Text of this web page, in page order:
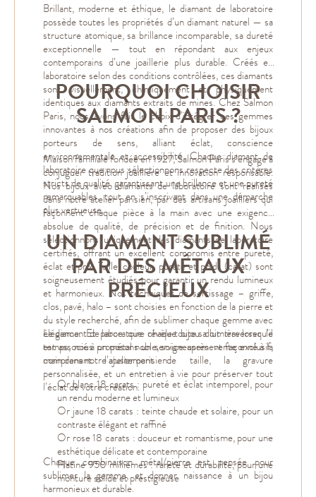
Brillant, moderne et éthique, le diamant de laboratoire
possède toutes les propriétés d’un diamant naturel — sa
structure atomique, sa brillance incomparable, sa dureté
exceptionnelle — tout en répondant aux enjeux
contemporains d’une joaillerie plus durable. Créés en
laboratoire selon des conditions contrôlées, ces diamants
sont visuellement, chimiquement et physiquement
identiques aux diamants extraits de mines. Chez Salmon
Paris, nous avons fait le choix d’intégrer ces gemmes
innovantes à nos créations afin de proposer des bijoux
porteurs de sens, alliant éclat, conscience
environnementale et accessibilité. Chaque diamant de
laboratoire que nous sélectionnons respecte des critères
stricts de qualité, garantissant une brillance et une pureté
remarquables, tout en s’inscrivant dans une démarche
plus vertueuse.
POURQUOI CHOISIR
SALMON PARIS ?
Maison familiale fondée en 1927, Salmon Paris s’engage à
conjuguer tradition joaillière et innovation responsable.
Nos bijoux avec diamants de laboratoire sont réalisés
dans notre atelier parisien, par des artisans joailliers qui
façonnent chaque pièce à la main avec une exigence
absolue de qualité, de précision et de finition. Nous
sélectionnons uniquement des diamants de laboratoire
certifiés, offrant un excellent compromis entre pureté,
éclat et prix. Taille, couleur, pureté et poids (carat) sont
soigneusement étudiés pour garantir un rendu lumineux
et harmonieux. Nos techniques de sertissage – griffe,
clos, pavé, halo – sont choisies en fonction de la pierre et
du style recherché, afin de sublimer chaque gemme avec
élégance. Et parce que chaque bijou doit traverser le
temps, nous proposons un service après-vente exclusif,
comprenant l’ajustement de taille, la gravure
personnalisée, et un entretien à vie pour préserver tout
l’éclat de votre création.
UN DIAMANT SUBLIMÉ
PAR DES MÉTAUX
PRÉCIEUX
Le diamant de laboratoire révèle toute sa lumière lorsqu’il
est associé à un métal noble, soigneusement façonné à la
main dans notre atelier parisien :
Or blanc 18 carats : pureté et éclat intemporel, pour
un rendu moderne et lumineux
Or jaune 18 carats : teinte chaude et solaire, pour un
contraste élégant et raffiné
Or rose 18 carats : douceur et romantisme, pour une
esthétique délicate et contemporaine
Platine 950 millièmes : rareté et durabilité, pour une
monture solide et prestigieuse
Chaque combinaison métal/pierre est pensée pour
sublimer la gemme, et donner naissance à un bijou
harmonieux et durable.